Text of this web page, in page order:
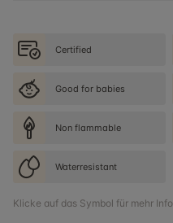
Certified
Good for babies
Non flammable
Waterresistant
Klicke auf das Symbol für mehr